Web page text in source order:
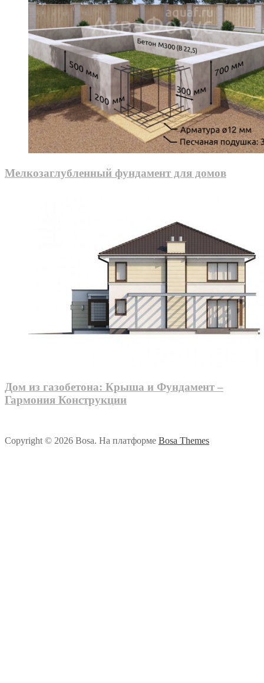
Мелкозаглубленный фундамент для домов
Дом из газобетона: Крыша и Фундамент –
Гармония Конструкции
Copyright © 2026 Bosa. На платформе Bosa Themes